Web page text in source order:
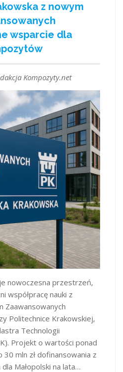
z nowym
wsparcie dla
Kompozyty.net
nowoczesna przestrzeń,
współpracę nauki z
Zaawansowanych
Politechnice Krakowskiej,
Technologii
Projekt o wartości ponad
30 mln zł dofinansowania z
Małopolski na lata…